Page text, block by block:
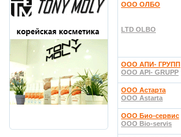
OOO ОЛБО
LTD OLBO
ООО АПИ- ГРУПП
OOO API- GRUPP
ООО Астарта
OOO Astarta
ООО Био-сервис
OOO Bio-servis